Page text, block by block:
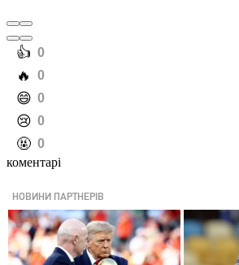
️👍 0
️🔥 0
️😄 0
️😢 0
️🤬 0
коментарі